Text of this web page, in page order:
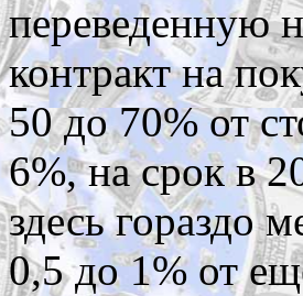
переведенную
контракт на
50 до 70% от
6%, на срок в
здесь гораздо
0,5 до 1% от